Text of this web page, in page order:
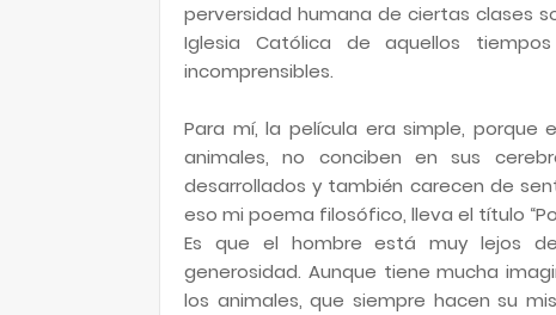
perversidad humana de ciertas clases
Iglesia Católica de aquellos
incomprensibles.
Para mí, la película era simple,
animales, no conciben en sus
desarrollados y también carecen de
eso mi poema filosófico, lleva el título
Es que el hombre está muy lejos
generosidad. Aunque tiene mucha
los animales, que siempre hacen su